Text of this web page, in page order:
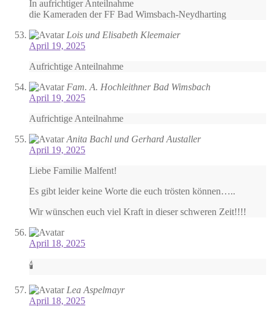
In aufrichtiger Anteilnahme
die Kameraden der FF Bad Wimsbach-Neydharting
Lois und Elisabeth Kleemaier
April 19, 2025
Aufrichtige Anteilnahme
Fam. A. Hochleithner Bad Wimsbach
April 19, 2025
Aufrichtige Anteilnahme
Anita Bachl und Gerhard Austaller
April 19, 2025
Liebe Familie Malfent!
Es gibt leider keine Worte die euch trösten können…..
Wir wünschen euch viel Kraft in dieser schweren Zeit!!!!
April 18, 2025
🕯
Lea Aspelmayr
April 18, 2025